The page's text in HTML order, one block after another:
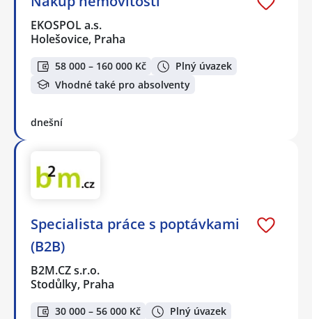
EKOSPOL a.s.
Holešovice, Praha
58 000 – 160 000 Kč
Plný úvazek
Vhodné také pro absolventy
dnešní
Specialista práce s poptávkami
(B2B)
B2M.CZ s.r.o.
Stodůlky, Praha
30 000 – 56 000 Kč
Plný úvazek